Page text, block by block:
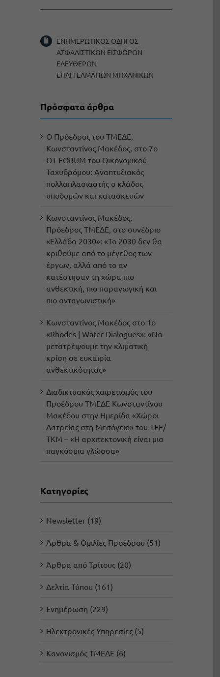
ΕΝΗΜΕΡΩΤΙΚΟΣ ΟΔΗΓΟΣ
ΑΣΦΑΛΙΣΤΙΚΩΝ ΕΙΣΦΟΡΩΝ
ΕΛΕΥΘΕΡΩΝ
ΕΠΑΓΓΕΛΜΑΤΙΩΝ ΜΗΧΑΝΙΚΩΝ
Πρόσφατα άρθρα
Ο Πρόεδρος του ΤΜΕΔΕ,
Κωνσταντίνος Μακέδος, στο 7ο
OT FORUM του Οικονομικού
Ταχυδρόμου: Αναπτυξιακός
πολλαπλασιαστής ο κλάδος
υποδομών και κατασκευών
Κωνσταντίνος Μακέδος,
Πρόεδρος ΤΜΕΔΕ, στο συνέδριο
«Ελλάδα 2030»: «Το 2030 δεν θα
κριθούμε από το μέγεθος των
έργων, αλλά από το αν
κατέστησαν τη χώρα πιο
ανθεκτική, πιο παραγωγική και
πιο ανταγωνιστική»
Κωνσταντίνος Μακέδος στο 1ο
«Rhodes | Water Dialogues»: «Να
μετατρέψουμε την κλιματική
κρίση σε ευκαιρία
ανθεκτικότητας»
Διαδικτυακός χαιρετισμός του
Προέδρου ΤΜΕΔΕ Κωνσταντίνου
Μακέδου στην Ημερίδα «Χώροι
Λατρείας στη Μεσόγειο» του ΤΕΕ/
ΤΚΜ – «Η αρχιτεκτονική είναι μια
παγκόσμια γλώσσα»
Kατηγορίες
Newsletter (19)
Άρθρα & Ομιλίες Προέδρου (51)
Άρθρα από Τρίτους (20)
Δελτία Τύπου (161)
Ενημέρωση (229)
Ηλεκτρονικές Υπηρεσίες (5)
Κανονισμός ΤΜΕΔΕ (6)